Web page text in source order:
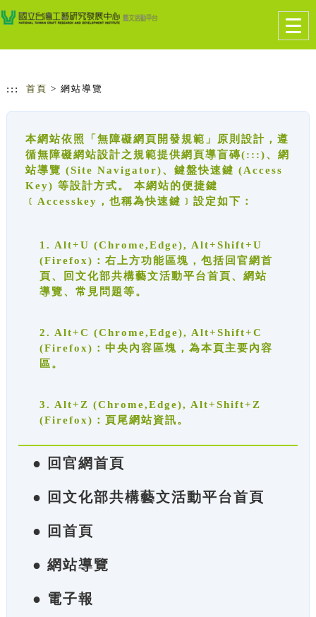
跳到主要內容
網站導覽
::: 首頁 > 網站導覽
本網站依照「無障礙網頁開發規範」原則設計，遵
循無障礙網站設計之規範提供網頁導盲磚(:::)、網
站導覽 (Site Navigator)、鍵盤快速鍵 (Access
Key) 等設計方式。 本網站的便捷鍵
﹝Accesskey，也稱為快速鍵﹞設定如下：
1. Alt+U (Chrome,Edge), Alt+Shift+U
(Firefox)：右上方功能區塊，包括回官網首
頁、回文化部共構藝文活動平台首頁、網站
導覽、常見問題等。
2. Alt+C (Chrome,Edge), Alt+Shift+C
(Firefox)：中央內容區塊，為本頁主要內容
區。
3. Alt+Z (Chrome,Edge), Alt+Shift+Z
(Firefox)：頁尾網站資訊。
● 回官網首頁
● 回文化部共構藝文活動平台首頁
● 回首頁
● 網站導覽
● 電子報